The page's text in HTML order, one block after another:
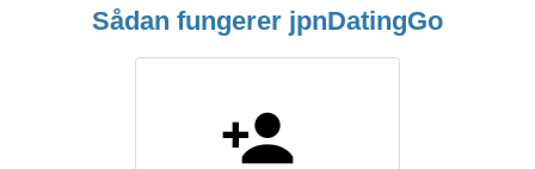
Sådan fungerer jpnDatingGo